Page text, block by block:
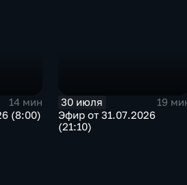
14 мин
(8:00)
30 июля
19
Эфир от 31.07.2026
(21:10)